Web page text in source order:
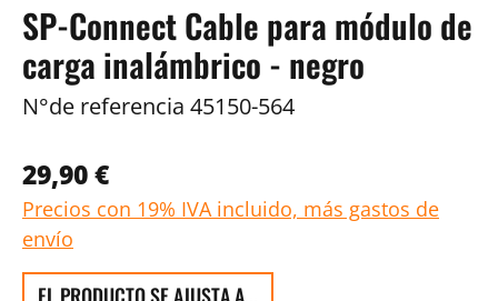
SP-Connect Cable para módulo de
carga inalámbrico - negro
N°de referencia 45150-564
29,90 €
Precios con 19% IVA incluido, más gastos de
envío